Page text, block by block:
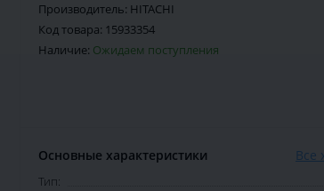
Производитель: HITACHI
Код товара: 15933354
Наличие: Ожидаем поступления
Основные характеристики Все
Тип: